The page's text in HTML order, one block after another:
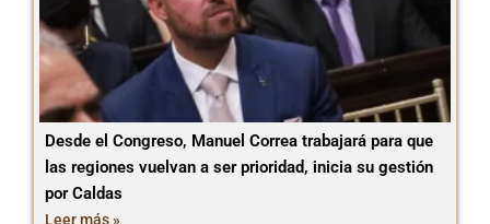
Desde el Congreso, Manuel Correa trabajará para que
las regiones vuelvan a ser prioridad, inicia su gestión
por Caldas
Leer más »